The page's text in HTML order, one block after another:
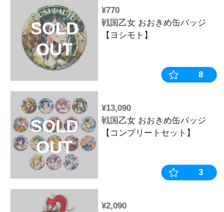
SOLD
OUT
キュイン萌ー
2024WINTER
SOLD
OUT
【ヨシテル】